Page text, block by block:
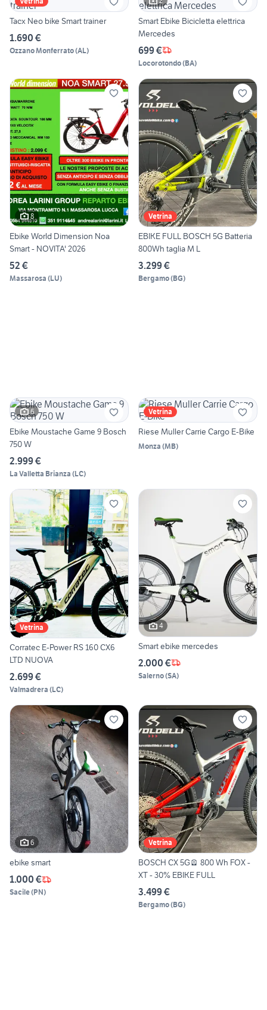
Tacx Neo bike Smart trainer
1.690 €
Ozzano Monferrato(AL)
Smart Ebike Bicicletta elettrica
Mercedes
699 €
Locorotondo(BA)
8
Ebike World Dimension Noa
Smart - NOVITA' 2026
52 €
Massarosa (LU)
Vetrina
EBIKE FULL BOSCH 5G Batteria
800Wh taglia M L
3.299 €
Bergamo(BG)
6
Ebike Moustache Game 9 Bosch
750 W
2.999 €
La Valletta Brianza (LC)
Vetrina
Riese Muller Carrie Cargo E-Bike
Monza (MB)
Vetrina
Corratec E-Power RS 160 CX6
LTD NUOVA
2.699 €
Valmadrera (LC)
4
Smart ebike mercedes
2.000 €
Salerno(SA)
6
ebike smart
1.000 €
Sacile(PN)
Vetrina
BOSCH CX 5G🪫 800 Wh FOX -
XT - 30% EBIKE FULL
3.499 €
Bergamo(BG)